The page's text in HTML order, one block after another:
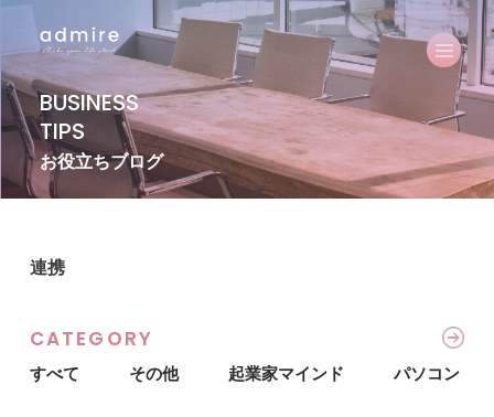
BUSINESS
TIPS
お役立ちブログ
連携
CATEGORY
すべて その他 起業家マインド パソコン・